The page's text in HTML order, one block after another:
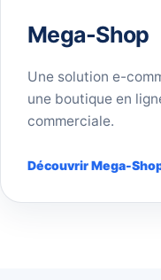
Mega-Shop
Une solution e-
une boutique en
commerciale.
Découvrir Mega-